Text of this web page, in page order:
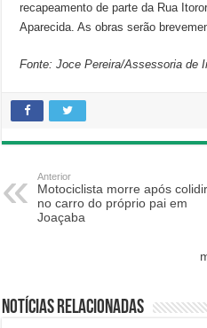
recapeamento de parte da Rua
Aparecida. As obras serão
Fonte: Joce Pereira/Assessoria de
Anterior
Motociclista morre após colidir
no carro do próprio pai em
Joaçaba
Notícias relacionadas